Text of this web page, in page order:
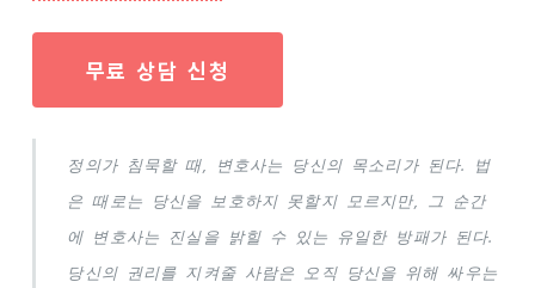
무료 상담 신청
정의가 침묵할 때, 변호사는 당신의 목소리가 된다. 법
은 때로는 당신을 보호하지 못할지 모르지만, 그 순간
에 변호사는 진실을 밝힐 수 있는 유일한 방패가 된다.
당신의 권리를 지켜줄 사람은 오직 당신을 위해 싸우는